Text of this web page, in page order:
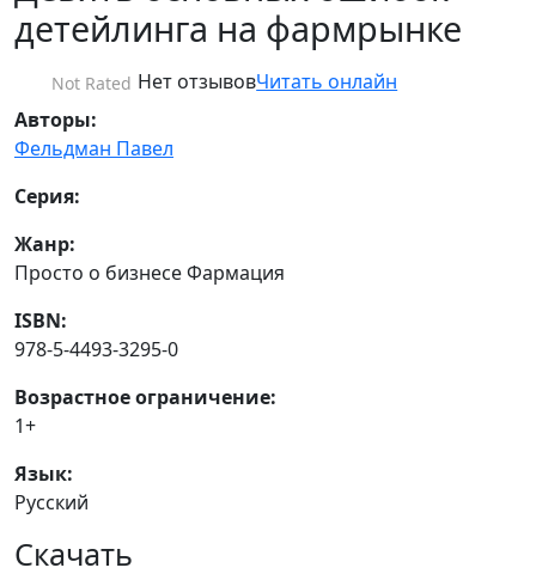
детейлинга на фармрынке
Not Rated Нет отзывовЧитать онлайн
Авторы:
Фельдман Павел
Серия:
Жанр:
Просто о бизнесе Фармация
ISBN:
978-5-4493-3295-0
Возрастное ограничение:
1+
Язык:
Русский
Скачать